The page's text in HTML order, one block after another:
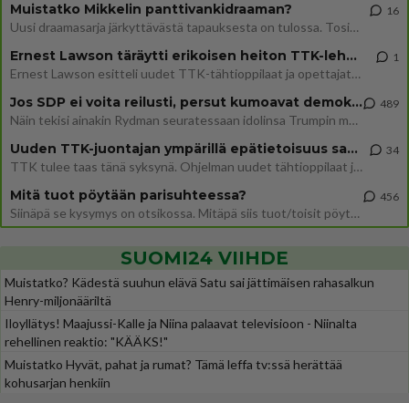
Muistatko Mikkelin panttivankidraaman?
Uusi draamasarja järkyttävästä tapauksesta on tulossa. Tositapahtumiin perustuva sarja ammentaa vuoden 1986 Mikkelin pan
16
Ernest Lawson täräytti erikoisen heiton TTK-lehdistötilaisuudessa: " Onko tässä tarkoituksena...?"
Ernest Lawson esitteli uudet TTK-tähtioppilaat ja opettajat torstaina 6.8. lehdistölle. Tulevalla kaudella on yksi hausk
1
Jos SDP ei voita reilusti, persut kumoavat demokratian Suomesta
Näin tekisi ainakin Rydman seuratessaan idolinsa Trumpin mallia https://www.is.fi/politiikka/art-2000012187244.html
489
Uuden TTK-juontajan ympärillä epätietoisuus sakenee - Nyt MTV hämmentää soppaa
TTK tulee taas tänä syksynä. Ohjelman uudet tähtioppilaat julkistetaan torstaina 6. elokuuta klo 14 alkavassa lehdistö
34
Mitä tuot pöytään parisuhteessa?
Siinäpä se kysymys on otsikossa. Mitäpä siis tuot/toisit pöytään parisuhteessa? Oletko mies vai nainen? Koetko sen mitä
456
SUOMI24 VIIHDE
Muistatko? Kädestä suuhun elävä Satu sai jättimäisen rahasalkun
Henry-miljonääriltä
Iloyllätys! Maajussi-Kalle ja Niina palaavat televisioon - Niinalta
rehellinen reaktio: "KÄÄKS!"
Muistatko Hyvät, pahat ja rumat? Tämä leffa tv:ssä herättää
kohusarjan henkiin